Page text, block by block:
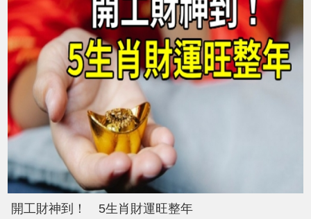
開工財神到！ 5生肖財運旺整年